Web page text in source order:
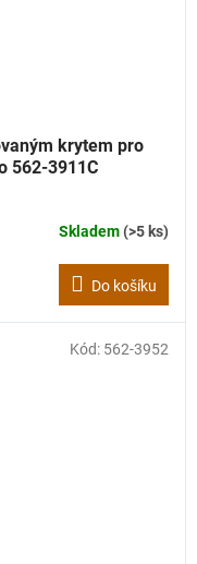
krytem pro
562-3911C
Skladem(>5 ks)
Do košíku
Kód: 562-3952